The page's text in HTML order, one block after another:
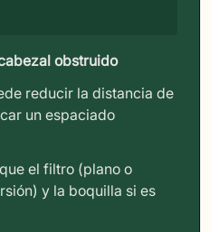
obstruido
reducir la distancia de
un espaciado
el filtro (plano o
y la boquilla si es